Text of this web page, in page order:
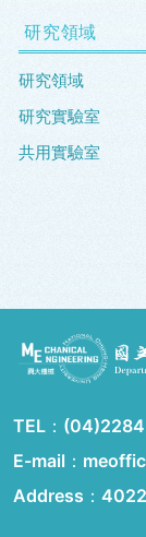
研究領域
研究領域
研究實驗室
共用實驗室
TEL：
E-mail：
Address：